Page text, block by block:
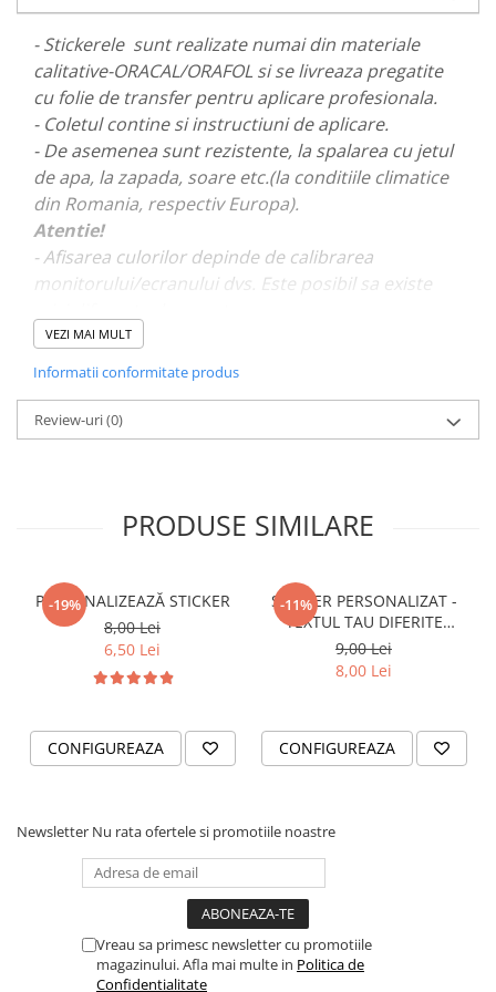
PARASOLARE
PAUL WALKER STICKER
PENTRU FETE
PRODUSE IN TRENDING
SETURI STICKERE
STICKERE CAPAC REZERVOR
STICKERE CRĂCIUN
STICKERE CU ANIMALE
STICKERE JDM
STICKERE PENTRU CAPOTA
STICKERE PENTRU LATERALE
STICKERE PERSONALIZATE
STICKERE UTILAJE AGRICOLE
STICKERE PERSONALIZATE
PRODUSE PERSONALIZATE FIRME
CARTI DE VIZITA
PLACUTE INFORMATIVE
TRICOURI MĂRCI AUTO
TRICOURI AUDI
TRICOURI DACIA
TRICOURI FORD
- Stickerele sunt realizate numai din materiale
calitative-ORACAL/ORAFOL si se livreaza pregatite
cu folie de transfer pentru aplicare profesionala.
- Coletul contine si instructiuni de aplicare.
- De asemenea sunt rezistente, la spalarea cu jetul
de apa, la zapada, soare etc.(la conditiile climatice
din Romania, respectiv Europa).
Atentie!
- Afisarea culorilor depinde de calibrarea
monitorului/ecranului dvs. Este posibil sa existe
- Pentru stickere personalizate si pentru a vizualiza
VEZI MAI MULT
Informatii conformitate produs
Review-uri(0)
PRODUSE SIMILARE
-19%
PERSONALIZEAZĂ STICKER
8,00 Lei
6,50 Lei
CONFIGUREAZA
-11%
STICKER PERSONALIZAT -
TEXTUL TAU DIFERITE
FONTURI
9,00 Lei
8,00 Lei
CONFIGUREAZA
Newsletter Nu rata ofertele si promotiile noastre
Vreau sa primesc newsletter cu promotiile
magazinului. Afla mai multe in Politica de
Confidentialitate